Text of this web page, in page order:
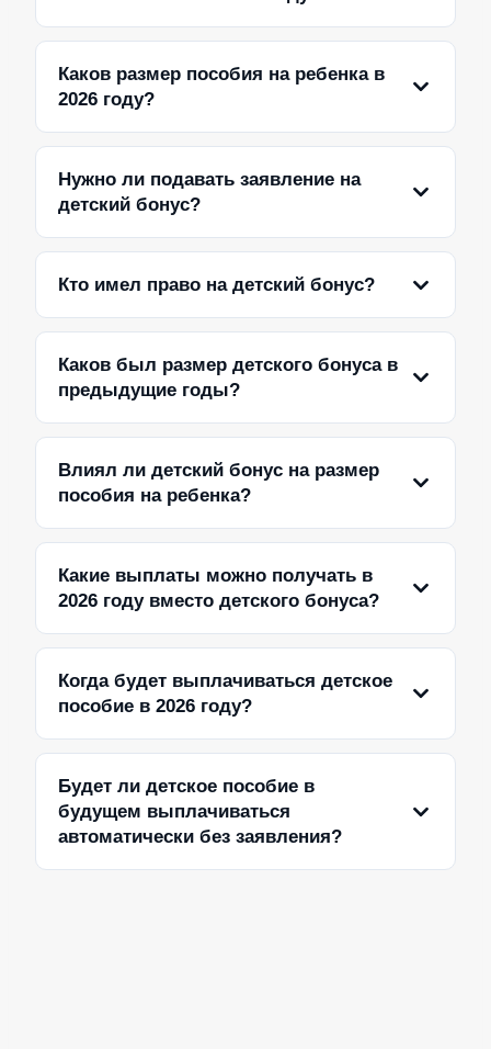
Каков размер пособия на ребенка в
2026 году?
Нужно ли подавать заявление на
детский бонус?
Кто имел право на детский бонус?
Каков был размер детского бонуса в
предыдущие годы?
Влиял ли детский бонус на размер
пособия на ребенка?
Какие выплаты можно получать в
2026 году вместо детского бонуса?
Когда будет выплачиваться детское
пособие в 2026 году?
Будет ли детское пособие в
будущем выплачиваться
автоматически без заявления?